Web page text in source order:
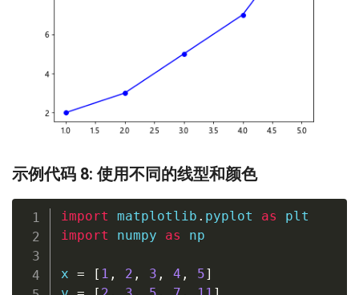
示例代码 8: 使用不同的线型和颜色
import matplotlib . pyplot as
import numpy as np
x = [ 1 , 2 , 3 , 4 , 5]